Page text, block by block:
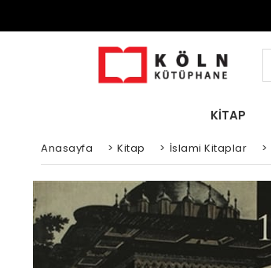
KİTAP
Anasayfa > Kitap > İslami Kitaplar >